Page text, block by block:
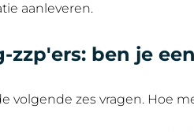
aanleveren.
zzp'ers: ben je
volgende zes vragen. Hoe